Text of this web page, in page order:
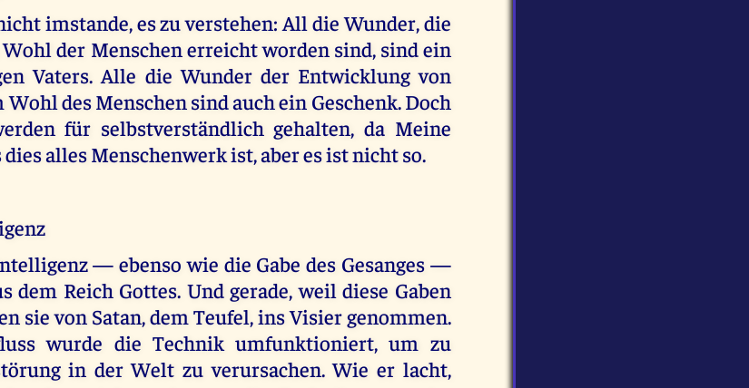
imstande, es zu verstehen: All die Wunder, die
der Menschen erreicht worden sind, sind ein
Vaters. Alle die Wunder der Entwicklung von
des Menschen sind auch ein Geschenk. Doch
für selbstverständlich gehalten, da Meine
alles Menschenwerk ist, aber es ist nicht so.
— ebenso wie die Gabe des Gesanges —
dem Reich Gottes. Und gerade, weil diese Gaben
sie von Satan, dem Teufel, ins Visier genommen.
wurde die Technik umfunktioniert, um zu
in der Welt zu verursachen. Wie er lacht,